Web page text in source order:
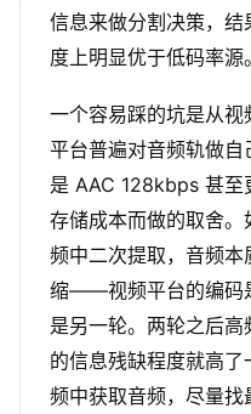
信息来做分割决策，
度上明显优于低码率源。
一个容易踩的坑是从
平台普遍对音频轨做
是 AAC 128kbps 甚至
存储成本而做的取舍
频中二次提取，音频
缩——视频平台的编码
是另一轮。两轮之后
的信息残缺程度就高
频中获取音频，尽量